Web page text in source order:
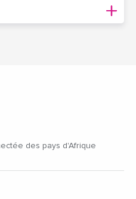
des pays d'Afrique